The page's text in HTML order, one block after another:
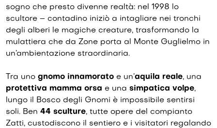
sogno che presto divenne realtà: nel 1998 lo
scultore – contadino iniziò a intagliare nei tronchi
degli alberi le magiche creature, trasformando la
mulattiera che da Zone porta al Monte Guglielmo in
un’ambientazione straordinaria.
Tra uno gnomo innamorato e un’aquila reale, una
protettiva mamma orsa e una simpatica volpe,
lungo il Bosco degli Gnomi è impossibile sentirsi
soli. Ben 44 sculture, tutte opere del compianto
Zatti, custodiscono il sentiero e i visitatori regalando